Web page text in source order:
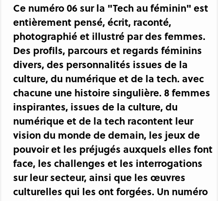
Ce numéro 06 sur la "Tech au féminin" est
entièrement pensé, écrit, raconté,
photographié et illustré par des femmes.
Des profils, parcours et regards féminins
divers, des personnalités issues de la
culture, du numérique et de la tech. avec
chacune une histoire singulière. 8 femmes
inspirantes, issues de la culture, du
numérique et de la tech racontent leur
vision du monde de demain, les jeux de
pouvoir et les préjugés auxquels elles font
face, les challenges et les interrogations
sur leur secteur, ainsi que les œuvres
culturelles qui les ont forgées. Un numéro